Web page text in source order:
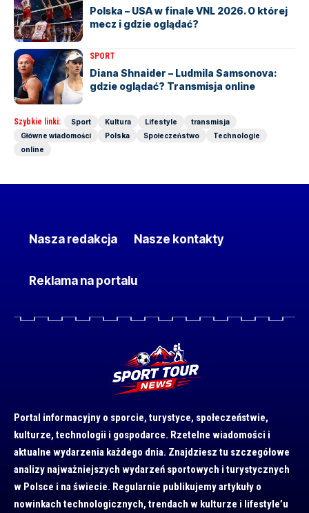
Polska – USA w finale VNL 2026. O której
mecz i gdzie oglądać?
SPORT
Diana Shnaider – Ludmila Samsonova:
gdzie oglądać? Transmisja online
Szybkie linki: Sport Kultura Lifestyle
transmisja
Główne wiadomości
Polska Społeczeństwo
Technologie
online
Nasza redakcja Nasze kontakty
Reklama na portalu
Portal informacyjny o sporcie, turystyce, społeczeństwie,
kulturze, technologii i gospodarce. Rzetelne wiadomości i
aktualne wydarzenia każdego dnia. Znajdziesz tu szczegółowe
analizy najważniejszych wydarzeń sportowych i turystycznych
w Polsce i na świecie. Regularnie publikujemy artykuły o
nowinkach technologicznych, trendach w kulturze i lifestyle’u